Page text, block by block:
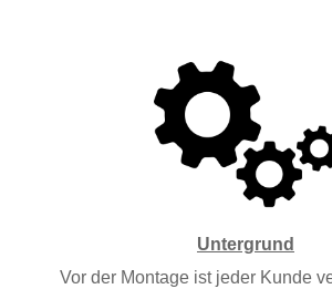
Untergrund
Vor der Montage ist jeder Kunde